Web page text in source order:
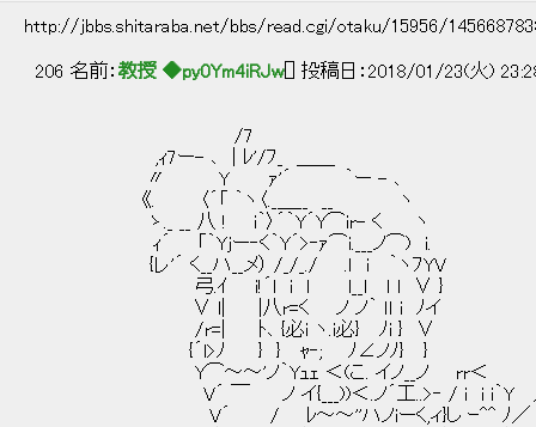
http://jbbs.shitaraba.net/bbs/read.cgi/otaku/15956/
206 名前： 教授 ◆py0Ym4iRJw[] 投稿日：2018/01/23(火)
/7
,ｨ7ー- ､ | ﾚ'/ﾌ_ ＿＿
〃 Y ｧ'´ ｀ー - ､
《. 〈´「 ｀ヽ〈._＿__ __ ヽ
ゝ._ __ 八 ! i｀〉´｀Y´Y⌒ir-
ｨ´ 「｀Yjー‐く｀Y´>‐ｧ⌒i.___ノ⌒)
{レ'´ く__ハ__メ） /_/_./ .ｌ i
弓.ｲ i!´l i l l__l ｌ l ∨ }
∨ l| |八r=く ノ ノ｀ ｌｌ i
/r=| ﾄ､ {必i ヽ.i必} ﾉi } ∨ ﾉ
{´l>ﾉ } } ｬ‐; ﾉ∠ノﾉ} }
Y⌒～～'ノ｀Yｭｪ ＜(こ. イノ__ノ rr＜
V´ ￣ ノ イ{___))＜.ノ´工..>‐ / i i i｀
V´ / ﾚ～～''ハノiーく,ィ}し ｰ^^ ﾉ